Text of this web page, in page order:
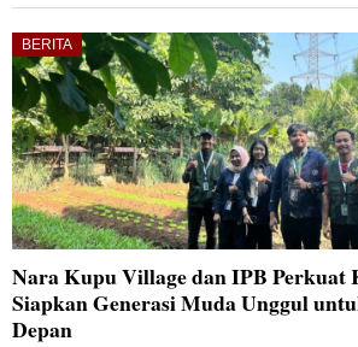
BERITA
Nara Kupu Village dan IPB Perkuat
Siapkan Generasi Muda Unggul
Depan